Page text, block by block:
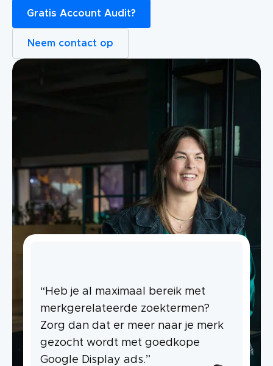
Gratis Account Audit?
Neem contact op
“Heb je al maximaal bereik met
merkgerelateerde zoektermen?
Zorg dan dat er meer naar je merk
gezocht wordt met goedkope
Google Display ads.”